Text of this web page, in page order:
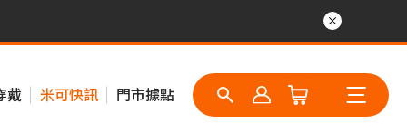
戴 米可快訊 門市據點